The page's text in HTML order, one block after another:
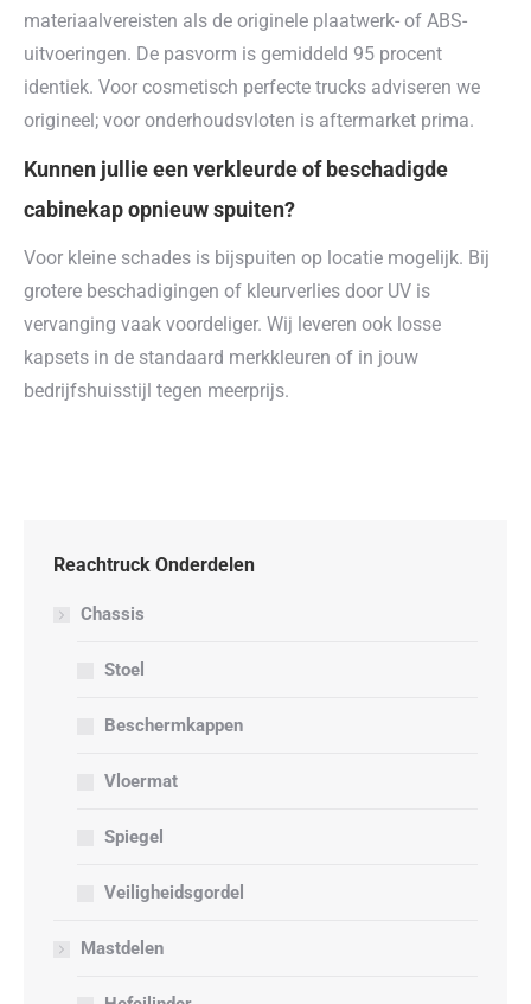
materiaalvereisten als de originele plaatwerk- of ABS-
uitvoeringen. De pasvorm is gemiddeld 95 procent
identiek. Voor cosmetisch perfecte trucks adviseren we
origineel; voor onderhoudsvloten is aftermarket prima.
Kunnen jullie een verkleurde of beschadigde
cabinekap opnieuw spuiten?
Voor kleine schades is bijspuiten op locatie mogelijk. Bij
grotere beschadigingen of kleurverlies door UV is
vervanging vaak voordeliger. Wij leveren ook losse
kapsets in de standaard merkkleuren of in jouw
bedrijfshuisstijl tegen meerprijs.
Reachtruck Onderdelen
Chassis
Stoel
Beschermkappen
Vloermat
Spiegel
Veiligheidsgordel
Mastdelen